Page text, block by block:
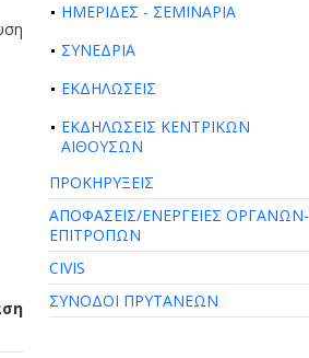
ΗΜΕΡΙΔΕΣ - ΣΕΜΙΝΑΡΙΑ
ΣΥΝΕΔΡΙΑ
ΕΚΔΗΛΩΣΕΙΣ
ΕΚΔΗΛΩΣΕΙΣ ΚΕΝΤΡΙΚΩΝ
ΑΙΘΟΥΣΩΝ
ΠΡΟΚΗΡΥΞΕΙΣ
ΑΠΟΦΑΣΕΙΣ/ΕΝΕΡΓΕΙΕΣ ΟΡΓΑΝΩΝ-
ΕΠΙΤΡΟΠΩΝ
CIVIS
ΣΥΝΟΔΟΙ ΠΡΥΤΑΝΕΩΝ